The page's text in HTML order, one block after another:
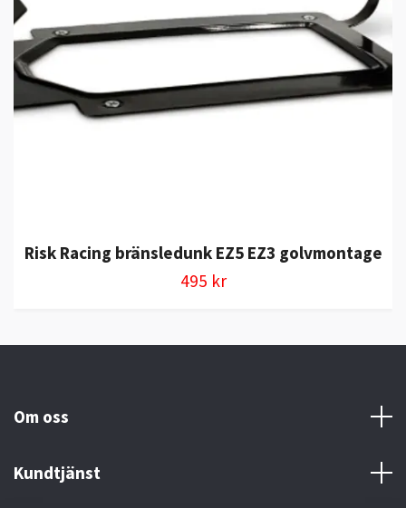
Risk Racing bränsledunk EZ5 EZ3 golvmontage
495 kr
Om oss
Kundtjänst